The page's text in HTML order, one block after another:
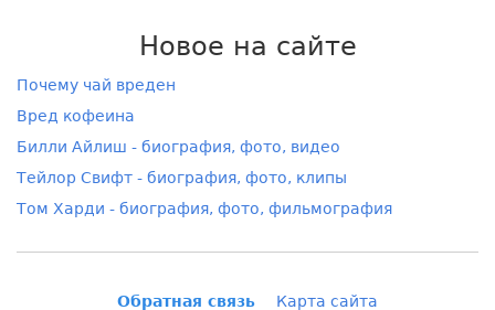
Новое на сайте
Почему чай вреден
Вред кофеина
Билли Айлиш - биография, фото, видео
Тейлор Свифт - биография, фото, клипы
Том Харди - биография, фото, фильмография
Обратная связь Карта сайта